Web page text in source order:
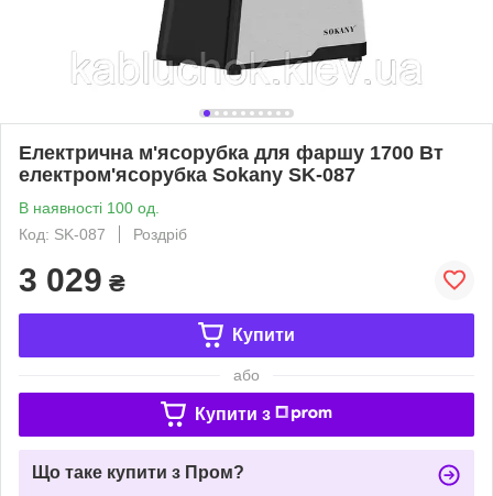
Електрична м'ясорубка для фаршу 1700 Вт
електром'ясорубка Sokany SK-087
В наявності 100 од.
Код: SK-087
Роздріб
3 029 ₴
Купити
або
Купити з
Що таке купити з Пром?